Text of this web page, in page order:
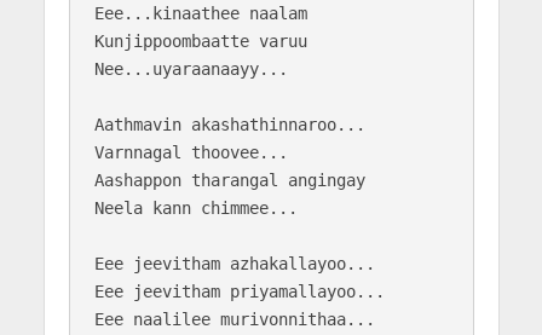
Eee...kinaathee naalam
Kunjippoombaatte varuu
Nee...uyaraanaayy...
Aathmavin akashathinnaroo...
Varnnagal thoovee...
Aashappon tharangal angingay
Neela kann chimmee...
Eee jeevitham azhakallayoo...
Eee jeevitham priyamallayoo...
Eee naalilee murivonnithaa...